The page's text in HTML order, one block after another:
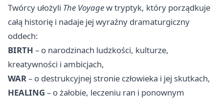
Twórcy ułożyli The Voyagew tryptyk, który porządkuje
całą historię i nadaje jej wyraźny dramaturgiczny
oddech:
BIRTH – o narodzinach ludzkości, kulturze,
kreatywności i ambicjach,
WAR– o destrukcyjnej stronie człowieka i jej skutkach,
HEALING – o żałobie, leczeniu ran i ponownym